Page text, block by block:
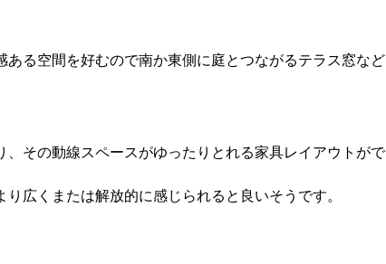
ある空間を好むので南か東側に庭とつながるテラス窓など
、その動線スペースがゆったりとれる家具レイアウトがで
広くまたは解放的に感じられると良いそうです。